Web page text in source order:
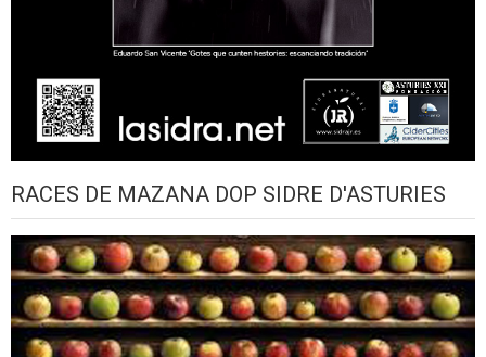
RACES DE MAZANA DOP SIDRE D'ASTURIES